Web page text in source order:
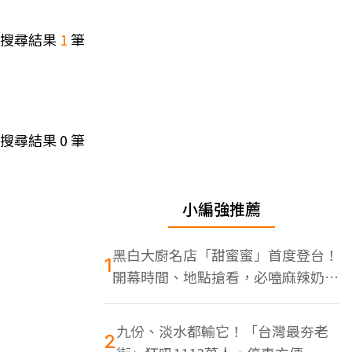
搜尋結果 1筆
搜尋結果0筆
小編強推薦
1黑白大廚名店「甜蜜蜜」首度登台！
開幕時間、地點搶看，必嗑麻辣奶油
蝦
2九份、淡水都輸它！「台灣最夯老